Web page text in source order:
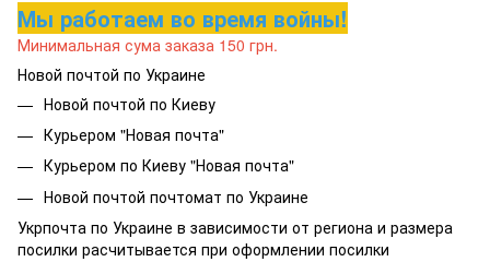
Мы работаем во время войны!
Минимальная сума заказа 150 грн.
Новой почтой по Украине
Новой почтой по Киеву
Курьером "Новая почта"
Курьером по Киеву "Новая почта"
Новой почтой почтомат по Украине
Укрпочта по Украине в зависимости от региона и размера
посилки расчитывается при оформлении посилки